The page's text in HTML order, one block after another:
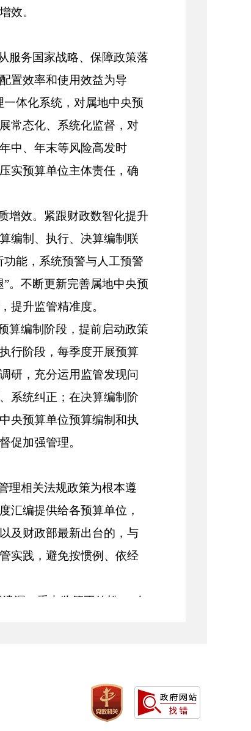
效。
服务国家战略、保障政策落
置效率和使用效益为导
体化系统，对属地中央预
常态化、系统化监督，对
中、年末等风险高发时
实预算单位主体责任，确
增效。紧跟财政数智化提升
编制、执行、决算编制联
能，系统预警与人工预警
。不断更新完善属地中央预
提升监管精准度。
算编制阶段，提前启动政策
行阶段，每季度开展预算
研，充分运用监管发现问
系统纠正；在决算编制阶
央预算单位预算编制和执
促加强管理。
理相关法规政策为根本遵
汇编提供给各预算单位，
及财政部最新出台的，与
实践，避免按惯例、依经
漏、重点监管不放松”，在
推动标本兼治，确保监管